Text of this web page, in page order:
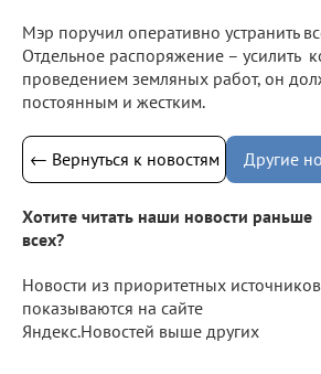
Мэр поручил оперативно устранить
Отдельное распоряжение – усилить
проведением земляных работ, он
постоянным и жестким.
← Вернуться к новостям Другие
Хотите читать наши новости раньше
всех?
Новости из приоритетных источников
показываются на сайте
Яндекс.Новостей выше других